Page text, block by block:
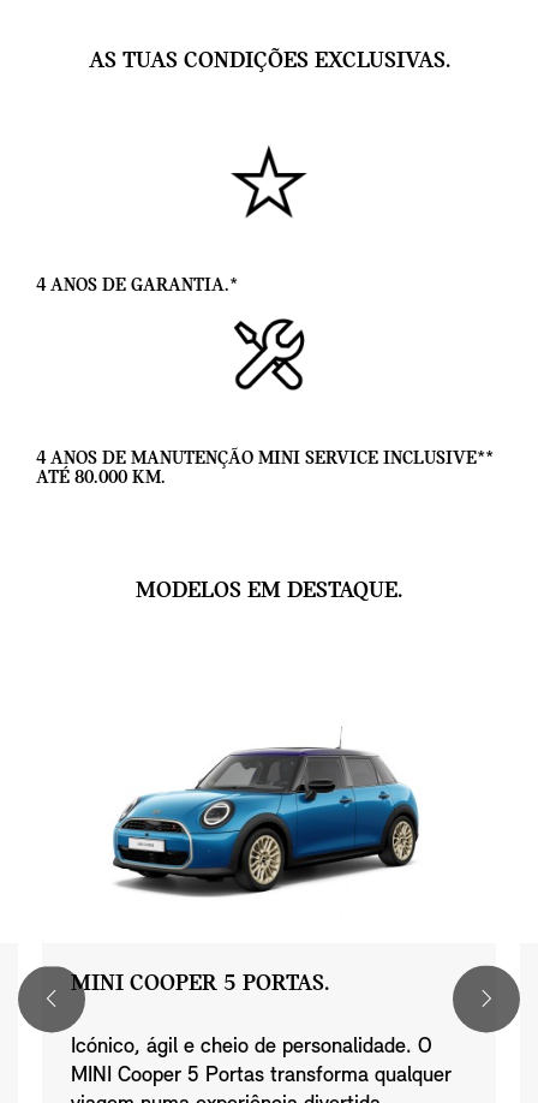
AS TUAS CONDIÇÕES EXCLUSIVAS.
4 ANOS DE GARANTIA.*
4 ANOS DE MANUTENÇÃO MINI SERVICE INCLUSIVE**
ATÉ 80.000 KM.
MODELOS EM DESTAQUE.
MINI COOPER 5 PORTAS.
Icónico, ágil e cheio de personalidade. O
MINI Cooper 5 Portas transforma qualquer